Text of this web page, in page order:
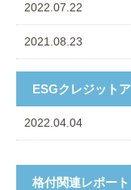
2022.07.22
2021.08.23
ESGクレジット
2022.04.04
格付関連レポート